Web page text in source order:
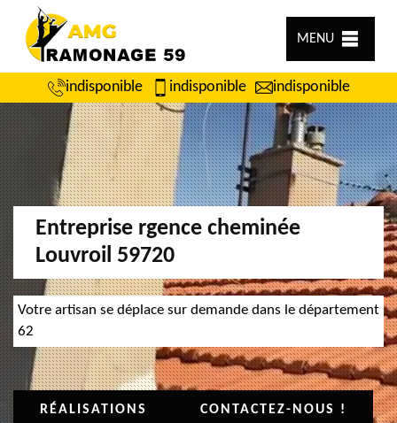
MENU
indisponible indisponible indisponible
Entreprise rgence cheminée
Louvroil 59720
Votre artisan se déplace sur demande dans le département
62
RÉALISATIONS CONTACTEZ-NOUS !